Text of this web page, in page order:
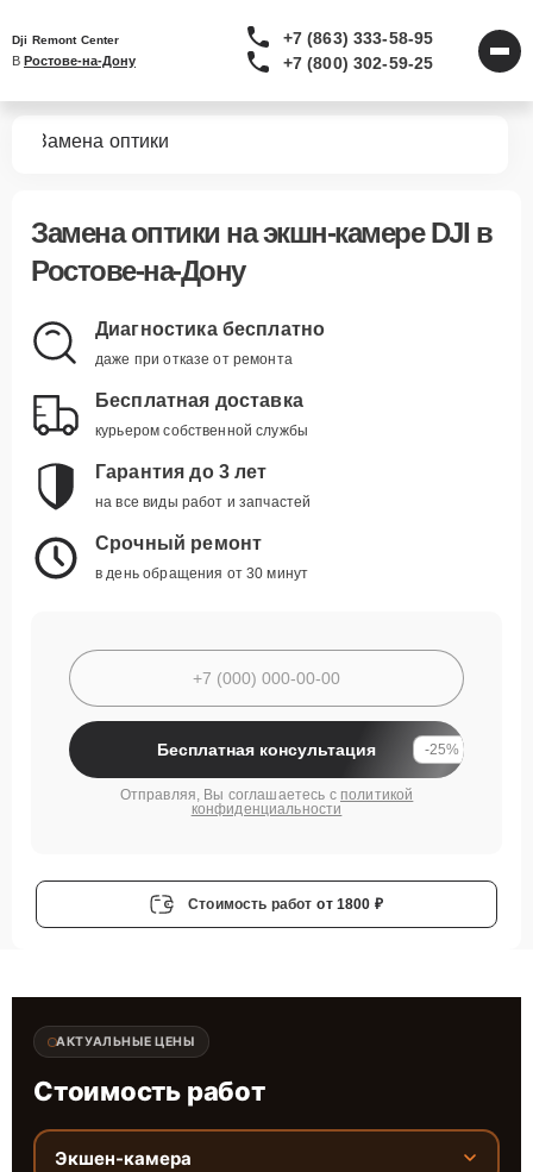
Dji Remont Center
В Ростове-на-Дону
+7 (863) 333-58-95
+7 (800) 302-59-25
Замена оптики
Замена оптики на экшн-камере DJI в
Ростове-на-Дону
Диагностика бесплатно
даже при отказе от ремонта
Бесплатная доставка
курьером собственной службы
Гарантия до 3 лет
на все виды работ и запчастей
Срочный ремонт
в день обращения от 30 минут
Бесплатная консультация -25%
Отправляя, Вы соглашаетесь с политикой
конфиденциальности
Стоимость работ от 1800 ₽
АКТУАЛЬНЫЕ ЦЕНЫ
Стоимость работ
Экшен-камера